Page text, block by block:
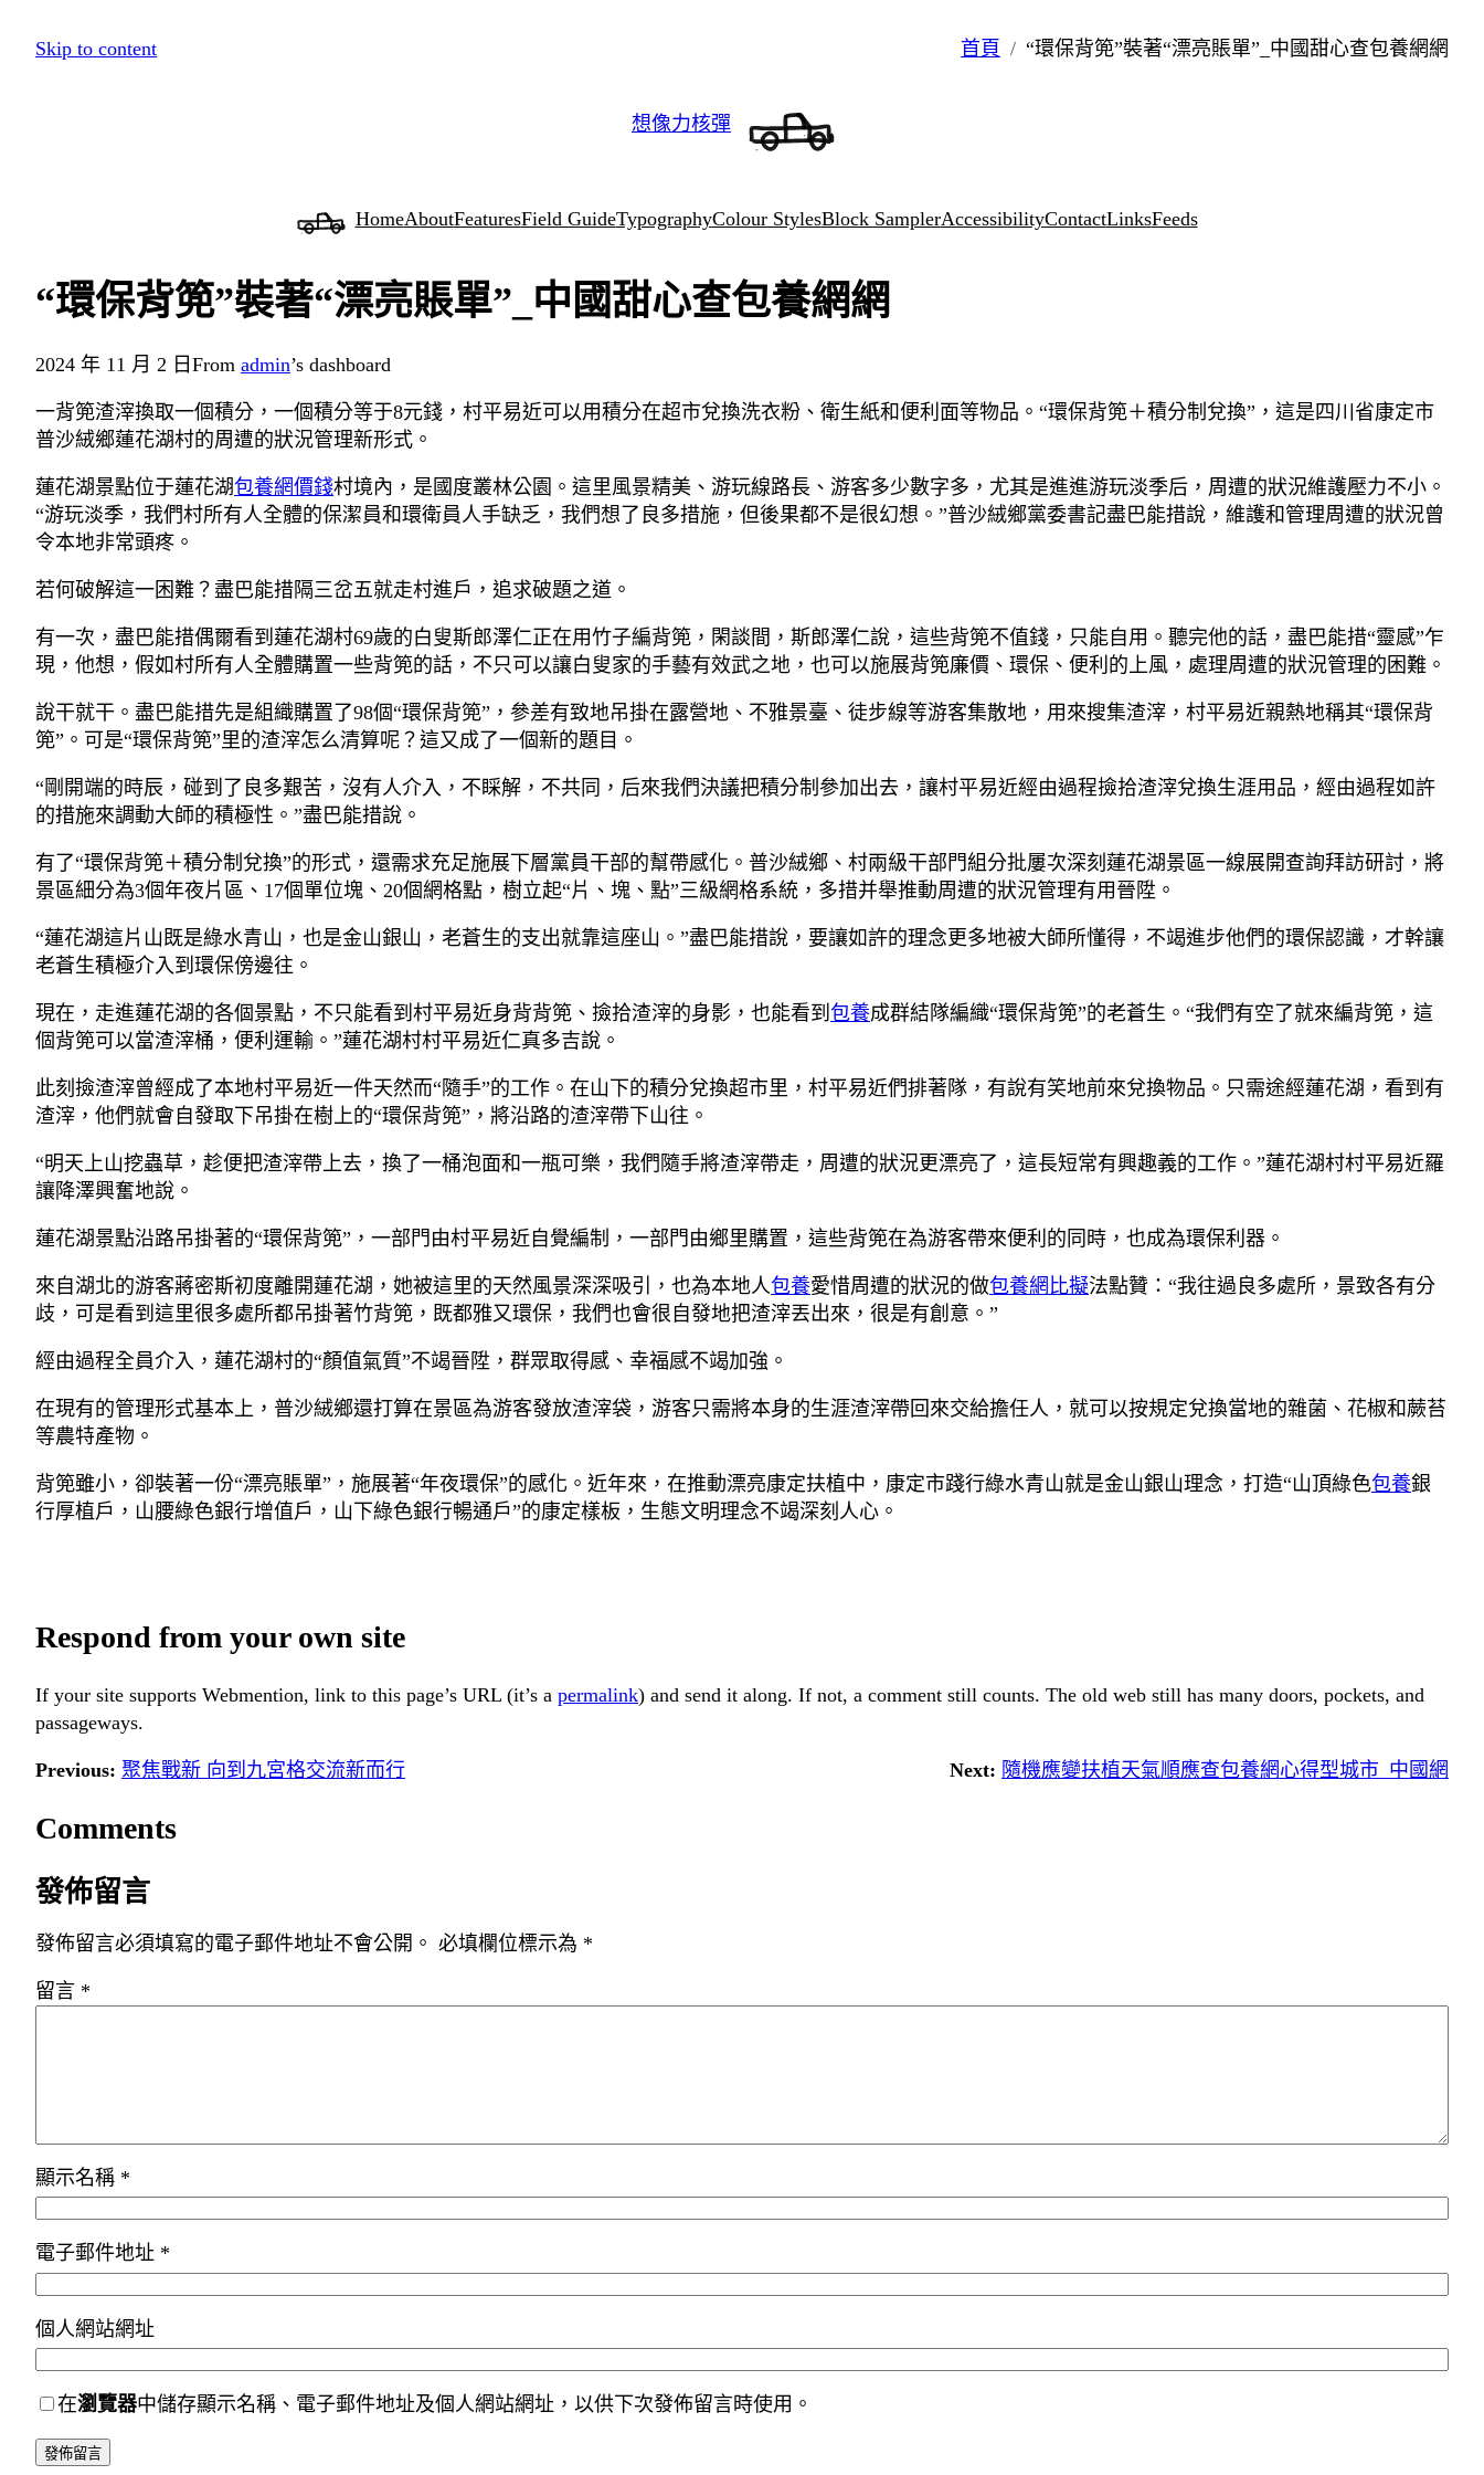
跳
Skip to content 首頁 “環保背篼”裝著“漂亮賬單”_中國甜心查包養網網
想像力核彈
HomeAboutFeaturesField GuideTypographyColour StylesBlock SamplerAccessibilityContactLinksFeeds
“環保背篼”裝著“漂亮賬單”_中國甜心查包養網網
2024 年 11 月 2 日 From admin’s dashboard
一背篼渣滓換取一個積分，一個積分等于8元錢，村平易近可以用積分在超市兌換洗衣粉、衛生紙和便利面等物品。“環保背篼＋積分制兌換”，這是四川省康定市
普沙絨鄉蓮花湖村的周遭的狀況管理新形式。
蓮花湖景點位于蓮花湖包養網價錢村境內，是國度叢林公園。這里風景精美、游玩線路長、游客多少數字多，尤其是進進游玩淡季后，周遭的狀況維護壓力不小。
“游玩淡季，我們村所有人全體的保潔員和環衛員人手缺乏，我們想了良多措施，但後果都不是很幻想。”普沙絨鄉黨委書記盡巴能措說，維護和管理周遭的狀況曾
令本地非常頭疼。
若何破解這一困難？盡巴能措隔三岔五就走村進戶，追求破題之道。
有一次，盡巴能措偶爾看到蓮花湖村69歲的白叟斯郎澤仁正在用竹子編背篼，閑談間，斯郎澤仁說，這些背篼不值錢，只能自用。聽完他的話，盡巴能措“靈感”乍
現，他想，假如村所有人全體購置一些背篼的話，不只可以讓白叟家的手藝有效武之地，也可以施展背篼廉價、環保、便利的上風，處理周遭的狀況管理的困難。
說干就干。盡巴能措先是組織購置了98個“環保背篼”，參差有致地吊掛在露營地、不雅景臺、徒步線等游客集散地，用來搜集渣滓，村平易近親熱地稱其“環保背
篼”。可是“環保背篼”里的渣滓怎么清算呢？這又成了一個新的題目。
“剛開端的時辰，碰到了良多艱苦，沒有人介入，不睬解，不共同，后來我們決議把積分制參加出去，讓村平易近經由過程撿拾渣滓兌換生涯用品，經由過程如許
的措施來調動大師的積極性。”盡巴能措說。
有了“環保背篼＋積分制兌換”的形式，還需求充足施展下層黨員干部的幫帶感化。普沙絨鄉、村兩級干部門組分批屢次深刻蓮花湖景區一線展開查詢拜訪研討，將
景區細分為3個年夜片區、17個單位塊、20個網格點，樹立起“片、塊、點”三級網格系統，多措并舉推動周遭的狀況管理有用晉陞。
“蓮花湖這片山既是綠水青山，也是金山銀山，老蒼生的支出就靠這座山。”盡巴能措說，要讓如許的理念更多地被大師所懂得，不竭進步他們的環保認識，才幹讓
老蒼生積極介入到環保傍邊往。
現在，走進蓮花湖的各個景點，不只能看到村平易近身背背篼、撿拾渣滓的身影，也能看到 包養成群結隊編織“環保背篼”的老蒼生。“我們有空了就來編背篼，這
個背篼可以當渣滓桶，便利運輸。”蓮花湖村村平易近仁真多吉說。
此刻撿渣滓曾經成了本地村平易近一件天然而“隨手”的工作。在山下的積分兌換超市里，村平易近們排著隊，有說有笑地前來兌換物品。只需途經蓮花湖，看到有
渣滓，他們就會自發取下吊掛在樹上的“環保背篼”，將沿路的渣滓帶下山往。
“明天上山挖蟲草，趁便把渣滓帶上去，換了一桶泡面和一瓶可樂，我們隨手將渣滓帶走，周遭的狀況更漂亮了，這長短常有興趣義的工作。”蓮花湖村村平易近羅
讓降澤興奮地說。
蓮花湖景點沿路吊掛著的“環保背篼”，一部門由村平易近自覺編制，一部門由鄉里購置，這些背篼在為游客帶來便利的同時，也成為環保利器。
來自湖北的游客蔣密斯初度離開蓮花湖，她被這里的天然風景深深吸引，也為本地人包養愛惜周遭的狀況的做包養網比擬法點贊：“我往過良多處所，景致各有分
歧，可是看到這里很多處所都吊掛著竹背篼，既都雅又環保，我們也會很自發地把渣滓丟出來，很是有創意。”
經由過程全員介入，蓮花湖村的“顏值氣質”不竭晉陞，群眾取得感、幸福感不竭加強。
在現有的管理形式基本上，普沙絨鄉還打算在景區為游客發放渣滓袋，游客只需將本身的生涯渣滓帶回來交給擔任人，就可以按規定兌換當地的雜菌、花椒和蕨苔
等農特產物。
背篼雖小，卻裝著一份“漂亮賬單”，施展著“年夜環保”的感化。近年來，在推動漂亮康定扶植中，康定市踐行綠水青山就是金山銀山理念，打造“山頂綠色包養銀
行厚植戶，山腰綠色銀行增值戶，山下綠色銀行暢通戶”的康定樣板，生態文明理念不竭深刻人心。
Respond from your own site
If your site supports Webmention, link to this page’s URL (it’s a permalink) and send it along. If not, a comment still counts. The old web still has many doors, pockets, and
passageways.
Previous: 聚焦戰新 向到九宮格交流新而行 Next: 隨機應變扶植天氣順應查包養網心得型城市_中國網
Comments
發佈留言
發佈留言必須填寫的電子郵件地址不會公開。 必填欄位標示為 *
留言 *
顯示名稱 *
電子郵件地址 *
個人網站網址
在瀏覽器中儲存顯示名稱、電子郵件地址及個人網站網址，以供下次發佈留言時使用。